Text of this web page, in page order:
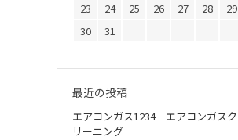
23
24 25 26 27 28
29
30
31
最近の投稿
エアコンガス1234 エアコンガスク
リーニング